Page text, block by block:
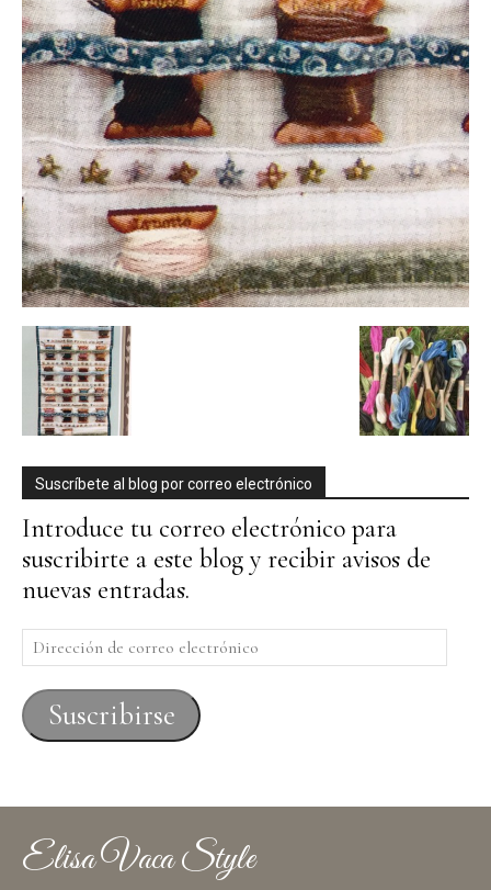
Suscríbete al blog por correo electrónico
Introduce tu correo electrónico para
suscribirte a este blog y recibir avisos de
nuevas entradas.
Dirección
de
correo
electrónico
Suscribirse
Elisa Vaca Style